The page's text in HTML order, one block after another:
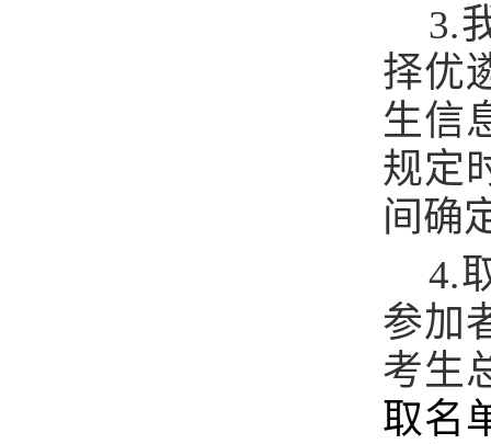
3.
择优
生信
规定
间 确
4.
参加
考生
取名